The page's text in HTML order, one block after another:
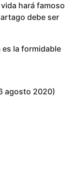
hará famoso
debe ser
la formidable
(26 agosto 2020)